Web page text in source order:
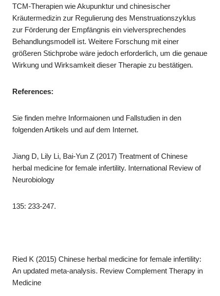
TCM-Therapien wie Akupunktur und chinesischer
Kräutermedizin zur Regulierung des Menstruationszyklus
zur Förderung der Empfängnis ein vielversprechendes
Behandlungsmodell ist. Weitere Forschung mit einer
größeren Stichprobe wäre jedoch erforderlich, um die genaue
Wirkung und Wirksamkeit dieser Therapie zu bestätigen.
References:
Sie finden mehre Informaionen und Fallstudien in den
folgenden Artikels und auf dem Internet.
Jiang D, Lily Li, Bai-Yun Z (2017) Treatment of Chinese
herbal medicine for female infertility. International Review of
Neurobiology
135: 233-247.
Ried K (2015) Chinese herbal medicine for female infertility:
An updated meta-analysis. Review Complement Therapy in
Medicine